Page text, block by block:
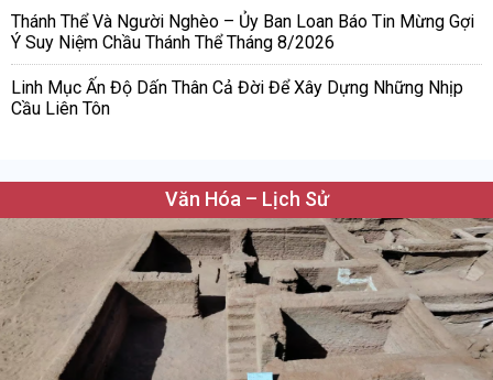
Thánh Thể Và Người Nghèo – Ủy Ban Loan Báo Tin Mừng Gợi
Ý Suy Niệm Chầu Thánh Thể Tháng 8/2026
Linh Mục Ấn Độ Dấn Thân Cả Đời Để Xây Dựng Những Nhịp
Cầu Liên Tôn
Văn Hóa – Lịch Sử